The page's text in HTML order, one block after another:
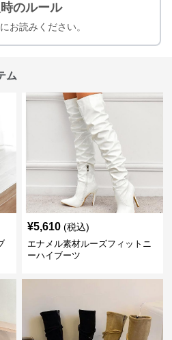
のルール
お読みください。
ム
¥5,610 (税込)
エナメル素材ルーズフィットニ
ーハイブーツ